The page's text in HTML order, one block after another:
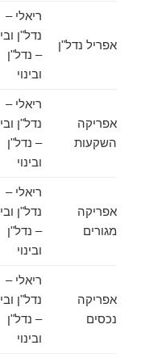
אפריל נדל"ן
ריאלי –
נדל"ן ובינוי
– נדל"ן
ובינוי
אפריקה
השקעות
ריאלי –
נדל"ן ובינוי
– נדל"ן
ובינוי
אפריקה
מגורים
ריאלי –
נדל"ן ובינוי
– נדל"ן
ובינוי
אפריקה
נכסים
ריאלי –
נדל"ן ובינוי
– נדל"ן
ובינוי